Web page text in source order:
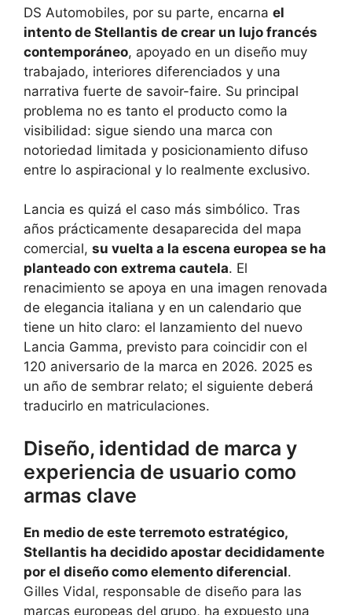
DS Automobiles, por su parte, encarna el
intento de Stellantis de crear un lujo francés
contemporáneo, apoyado en un diseño muy
trabajado, interiores diferenciados y una
narrativa fuerte de savoir-faire. Su principal
problema no es tanto el producto como la
visibilidad: sigue siendo una marca con
notoriedad limitada y posicionamiento difuso
entre lo aspiracional y lo realmente exclusivo.
Lancia es quizá el caso más simbólico. Tras
años prácticamente desaparecida del mapa
comercial, su vuelta a la escena europea se ha
planteado con extrema cautela. El
renacimiento se apoya en una imagen renovada
de elegancia italiana y en un calendario que
tiene un hito claro: el lanzamiento del nuevo
Lancia Gamma, previsto para coincidir con el
120 aniversario de la marca en 2026. 2025 es
un año de sembrar relato; el siguiente deberá
traducirlo en matriculaciones.
Diseño, identidad de marca y
experiencia de usuario como
armas clave
En medio de este terremoto estratégico,
Stellantis ha decidido apostar decididamente
por el diseño como elemento diferencial.
Gilles Vidal, responsable de diseño para las
marcas europeas del grupo, ha expuesto una